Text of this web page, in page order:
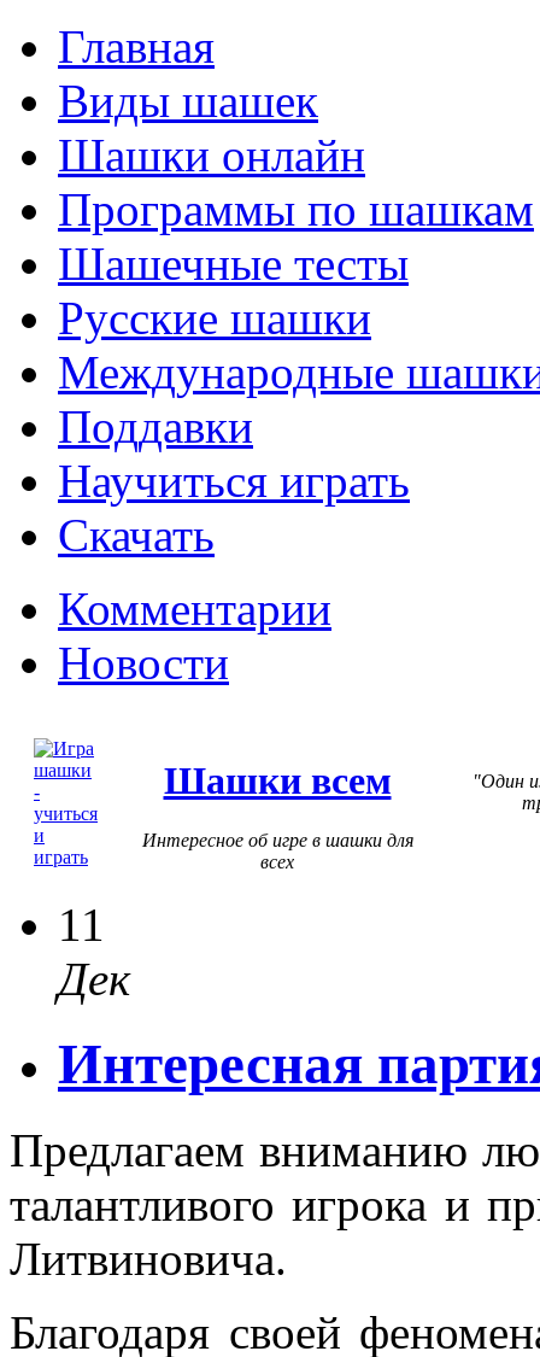
Главная
Виды шашек
Шашки онлайн
Программы по шашкам
Шашечные тесты
Русские шашки
Международные
Поддавки
Научиться играть
Скачать
Комментарии
Новости
Шашки всем
Интересное об игре в шашки для
всех
Один
11
Дек
Интересная
Предлагаем вниманию
талантливого игрока и
Литвиновича.
Благодаря своей